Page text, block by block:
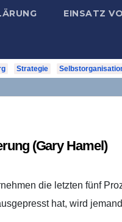
EINSATZ
Strategie
(Gary Hamel)
die letzten fünf
hat, wird